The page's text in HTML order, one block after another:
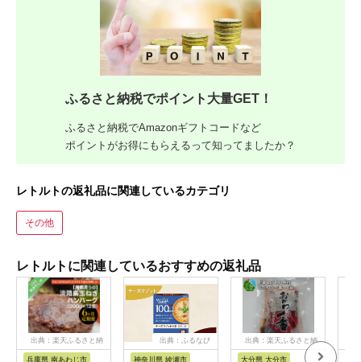
ふるさと納税でポイント大量GET！
ふるさと納税でAmazonギフトコードなど
ポイントがお得にもらえるって知ってましたか？
レトルトの返礼品に関連しているカテゴリ
その他
レトルトに関連しているおすすめの返礼品
出典：楽天ふるさと納
税
兵庫県 南あわじ市
出典：ふるなび
神奈川県 綾瀬市
出典：楽天ふるさと納
大分県 大分市